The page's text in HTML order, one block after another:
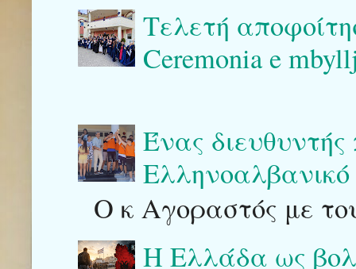
Τελετή
Ceremonia e
Ένας
Ο κ Αγοραστός με
Η Ελλάδα ως